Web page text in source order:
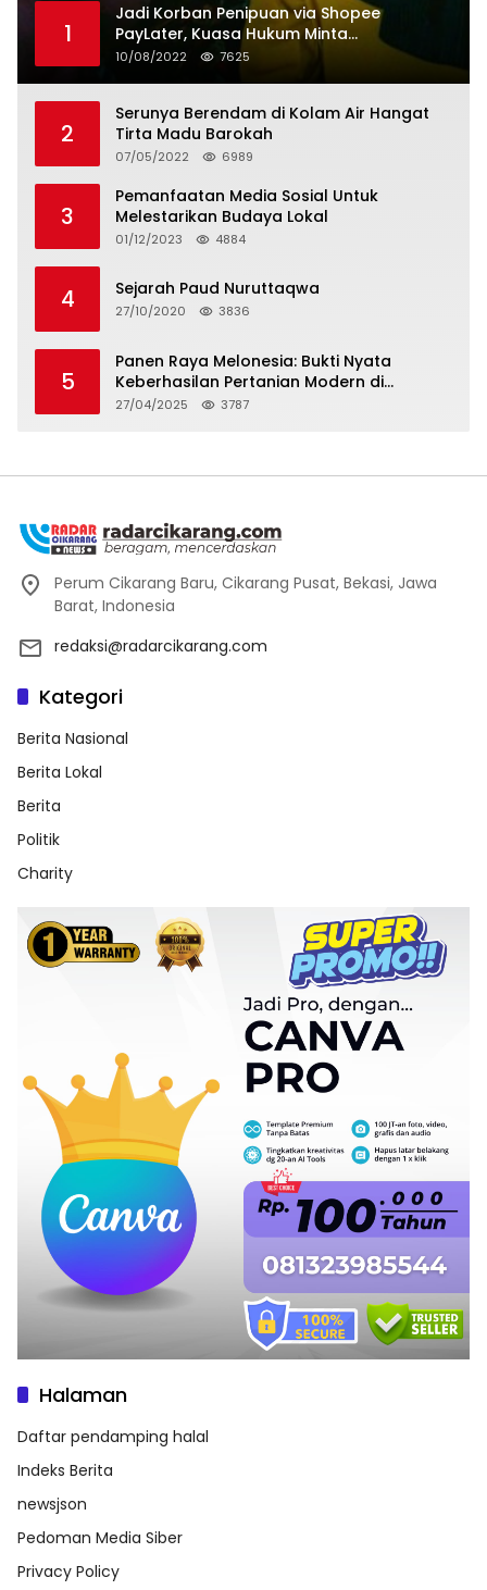
1
Jadi Korban Penipuan via Shopee
PayLater, Kuasa Hukum Minta
Penangguhan Tagihan dan Hapus Bunga
10/08/2022 7625
2
Serunya Berendam di Kolam Air Hangat
Tirta Madu Barokah
07/05/2022 6989
3
Pemanfaatan Media Sosial Untuk
Melestarikan Budaya Lokal
01/12/2023 4884
4 Sejarah Paud Nuruttaqwa
27/10/2020 3836
5
Panen Raya Melonesia: Bukti Nyata
Keberhasilan Pertanian Modern di
Kabupaten Bekasi
27/04/2025 3787
Perum Cikarang Baru, Cikarang Pusat, Bekasi, Jawa
Barat, Indonesia
redaksi@radarcikarang.com
Kategori
Berita Nasional
Berita Lokal
Berita
Politik
Charity
Halaman
Daftar pendamping halal
Indeks Berita
newsjson
Pedoman Media Siber
Privacy Policy